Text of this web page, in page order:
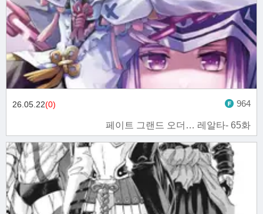
페이트 그랜드 오더… 레알타- 65화
26.05.22(0) 964